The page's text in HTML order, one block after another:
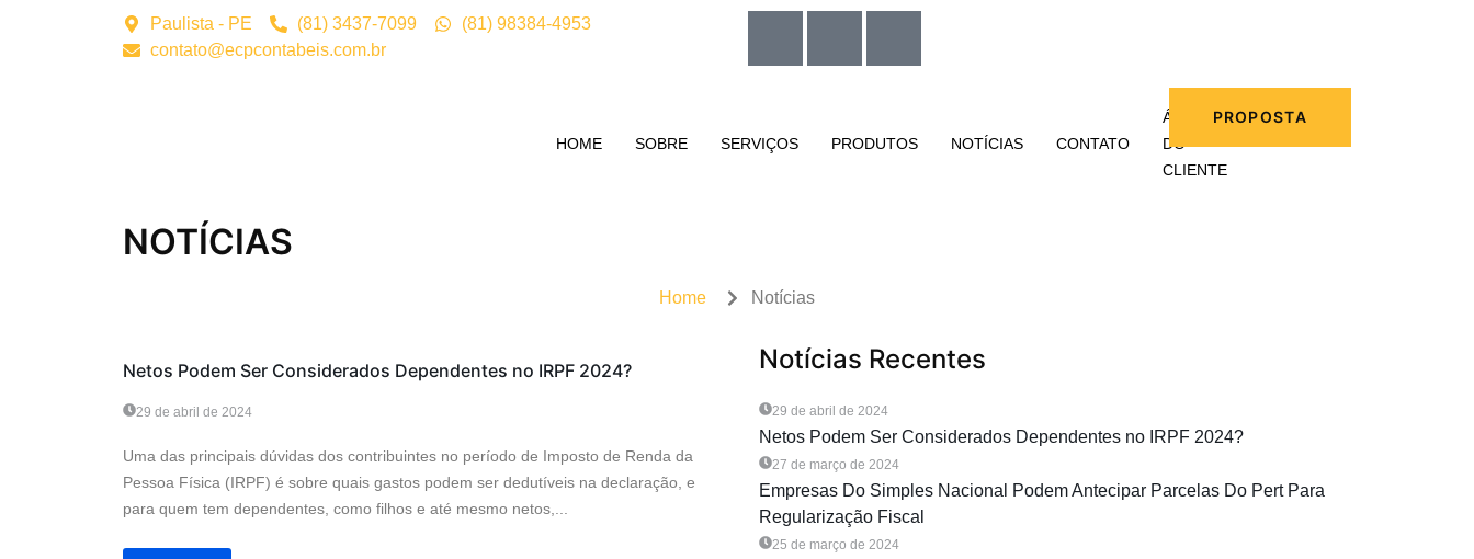
Paulista - PE (81) 3437-7099
(81) 98384-4953
contato@ecpcontabeis.com.br
HOME SOBRE SERVIÇOS PRODUTOS NOTÍCIAS CONTATO
ÁREA
DO
CLIENTE
PROPOSTA
NOTÍCIAS
Home Notícias
Netos Podem Ser Considerados Dependentes no IRPF 2024?
29 de abril de 2024
Uma das principais dúvidas dos contribuintes no período de Imposto de Renda da
Pessoa Física (IRPF) é sobre quais gastos podem ser dedutíveis na declaração, e
para quem tem dependentes, como filhos e até mesmo netos,...
Notícias Recentes
29 de abril de 2024
Netos Podem Ser Considerados Dependentes no IRPF 2024?
27 de março de 2024
Empresas Do Simples Nacional Podem Antecipar Parcelas Do Pert Para
Regularização Fiscal
25 de março de 2024